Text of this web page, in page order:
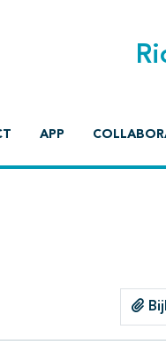
APP